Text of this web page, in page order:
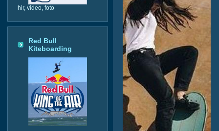
hir, video, foto
Red Bull
Kiteboarding